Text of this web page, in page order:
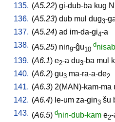
135. (A5.22) gi-dub-ba kug
136. (A5.23) dub mul dug3-
137. (A5.24) ad im-da-gi4-a
138. (A5.25) nin9-ĝu10
d
139. (A6.1) e2-a du3-ba mul
140. (A6.2) gu3 ma-ra-a-de2
141. (A6.3) 2(MAN)-kam-ma
142. (A6.4) le-um za-gin3 šu
143. (A6.5) dnin-dub-kam e2-